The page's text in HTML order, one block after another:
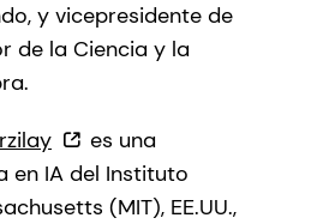
y vicepresidente de
de la Ciencia y la
es una
en IA del Instituto
(MIT), EE.UU.,